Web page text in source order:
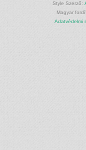
Style Szerző:
Magyar
Adatvédelmi